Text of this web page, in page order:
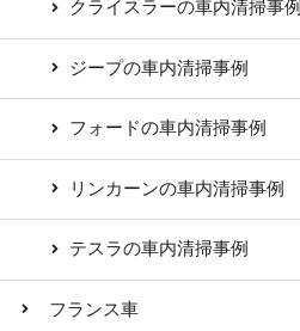
クライスラーの車内清掃事例
ジープの車内清掃事例
フォードの車内清掃事例
リンカーンの車内清掃事例
テスラの車内清掃事例
フランス車